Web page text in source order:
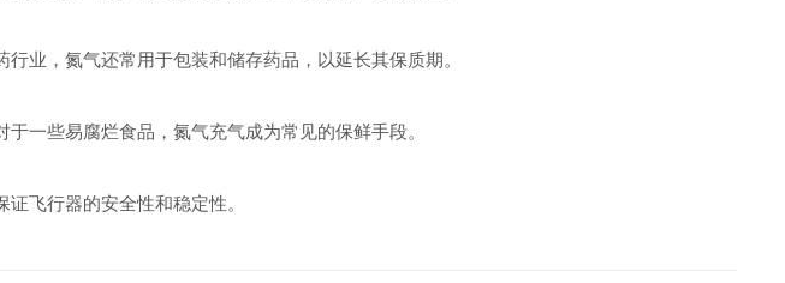
，氮气还常用于包装和储存药品，以延长其保质期。
一些易腐烂食品，氮气充气成为常见的保鲜手段。
飞行器的安全性和稳定性。